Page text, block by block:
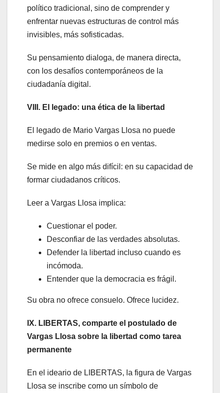
político tradicional, sino de comprender y
enfrentar nuevas estructuras de control más
invisibles, más sofisticadas.
Su pensamiento dialoga, de manera directa,
con los desafíos contemporáneos de la
ciudadanía digital.
VIII. El legado: una ética de la libertad
El legado de Mario Vargas Llosa no puede
medirse solo en premios o en ventas.
Se mide en algo más difícil: en su capacidad de
formar ciudadanos críticos.
Leer a Vargas Llosa implica:
Cuestionar el poder.
Desconfiar de las verdades absolutas.
Defender la libertad incluso cuando es
incómoda.
Entender que la democracia es frágil.
Su obra no ofrece consuelo. Ofrece lucidez.
IX. LIBERTAS, comparte el postulado de
Vargas Llosa sobre la libertad como tarea
permanente
En el ideario de LIBERTAS, la figura de Vargas
Llosa se inscribe como un símbolo de